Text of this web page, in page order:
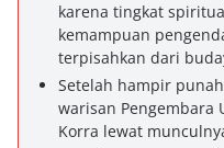
karena tingkat
kemampuan
terpisahkan dari
Setelah hampir
warisan Pengembara
Korra lewat